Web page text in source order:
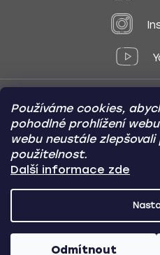
Používáme cookies,
pohodlné prohlížení
webu neustále
použitelnost.
Další informace zde
Odmítnout
Online
Copyright (c) 2012 -2026